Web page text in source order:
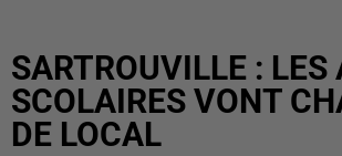
SARTROUVILLE : LES
SCOLAIRES VONT
DE LOCAL